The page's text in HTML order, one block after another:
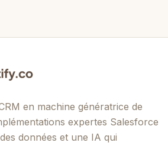
en machine génératrice de
expertes Salesforce
données et une IA qui